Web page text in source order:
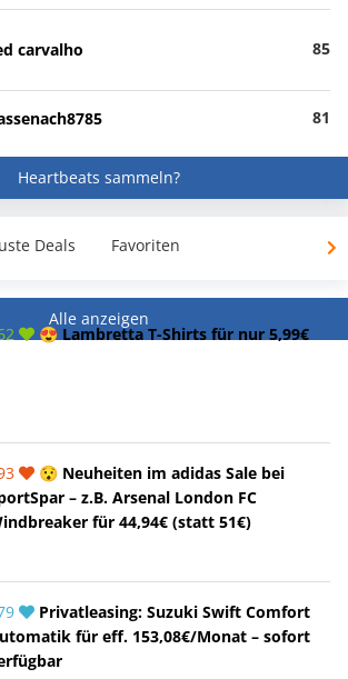
carvalho 85
81
Heartbeats sammeln?
Deals Favoriten
Alle anzeigen
😍 Lambretta T-Shirts für nur 5,99€
😯 Neuheiten im adidas Sale bei
– z.B. Arsenal London FC
für 44,94€ (statt 51€)
Privatleasing: Suzuki Swift Comfort
für eff. 153,08€/Monat – sofort